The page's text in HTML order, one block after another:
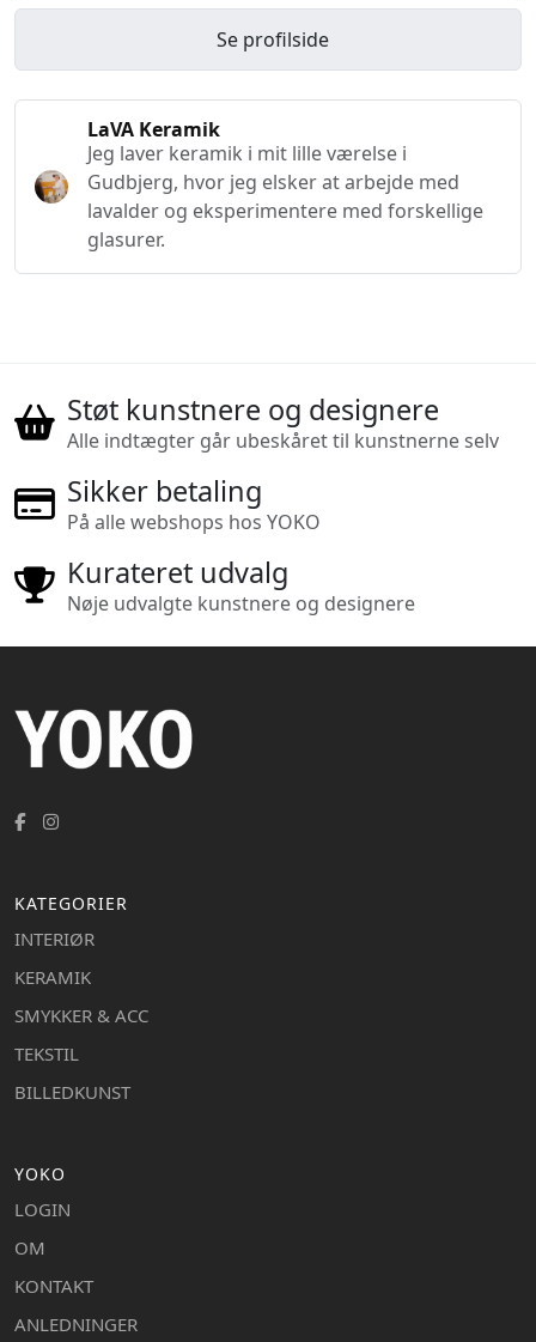
Se profilside
LaVA Keramik
Jeg laver keramik i mit lille værelse i
Gudbjerg, hvor jeg elsker at arbejde med
lavalder og eksperimentere med forskellige
glasurer.
Støt kunstnere og designere
Alle indtægter går ubeskåret til kunstnerne selv
Sikker betaling
På alle webshops hos YOKO
Kurateret udvalg
Nøje udvalgte kunstnere og designere
KATEGORIER
INTERIØR
KERAMIK
SMYKKER & ACC
TEKSTIL
BILLEDKUNST
YOKO
LOGIN
OM
KONTAKT
ANLEDNINGER